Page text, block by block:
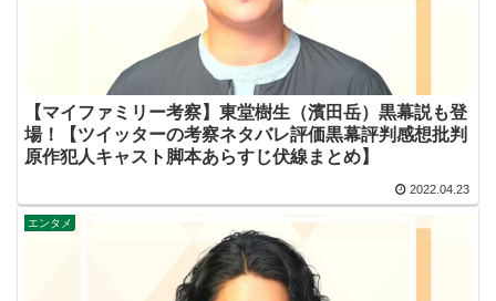
【マイファミリー考察】東堂樹生（濱田岳）黒幕説も登
場！【ツイッターの考察ネタバレ評価黒幕評判感想批判
原作犯人キャスト脚本あらすじ伏線まとめ】
2022.04.23
エンタメ